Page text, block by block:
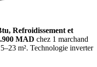
Refroidissement et
MAD chez 1 marchand
m². Technologie inverter